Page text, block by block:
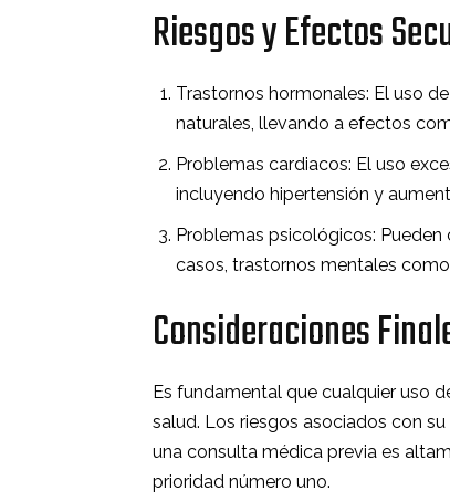
Riesgos y Efectos
Trastornos hormonales: El uso
naturales, llevando a efectos
Problemas cardiacos: El uso
incluyendo hipertensión y
Problemas psicológicos:
casos, trastornos mentales
Consideraciones
Es fundamental que cualquier uso
salud. Los riesgos asociados con
una consulta médica previa es
prioridad número uno.